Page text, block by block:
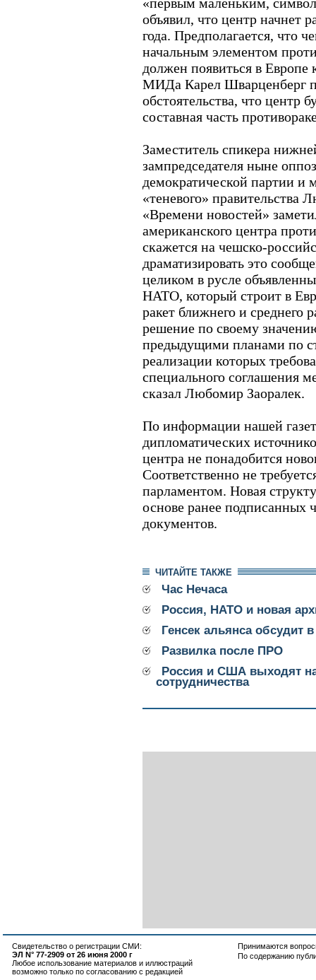
объявил, что центр начнет
года. Предполагается, что
начальным элементом
должен появиться в Европе
МИДа Карел Шварценберг
обстоятельства, что центр
составная часть
Заместитель спикера
зампредседателя ныне
демократической партии и
«теневого» правительства
«Времени новостей»
американского центра
скажется на чешско-
драматизировать это
целиком в русле
НАТО, который строит в
ракет ближнего и среднего
решение по своему
предыдущими планами по
реализации которых
специального
сказал Любомир Заоралек.
По информации нашей
дипломатических
центра не понадобится
Соответственно не
парламентом. Новая
основе ранее подписанных
документов.
ЧИТАЙТЕ ТАКЖЕ
Час Нечаса
Россия, НАТО и новая
Генсек альянса обсудит
Развилка после ПРО
Россия и США выходят
сотрудничества
Свидетельство о регистрации СМИ:
ЭЛ N° 77-2909 от 26 июня 2000 г
Любое использование материалов и иллюстраций
возможно только по согласованию с редакцией
Принимаются
По содержанию